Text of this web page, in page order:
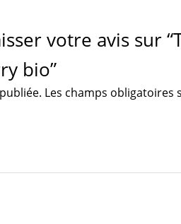
votre avis sur
bio”
Les champs obligatoires